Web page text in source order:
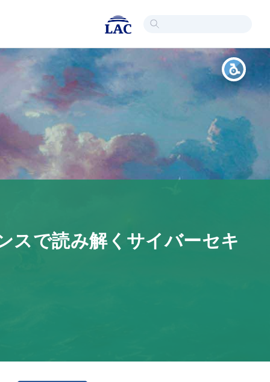
スで読み解くサイバーセキ